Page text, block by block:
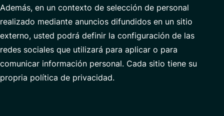
Además, en un contexto de selección de personal
realizado mediante anuncios difundidos en un sitio
externo, usted podrá definir la configuración de las
redes sociales que utilizará para aplicar o para
comunicar información personal. Cada sitio tiene su
propria política de privacidad.